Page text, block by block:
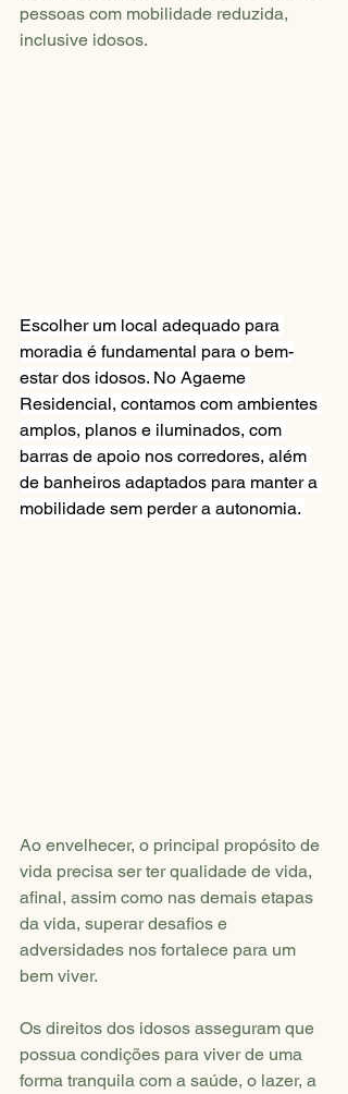
pessoas com mobilidade reduzida,
inclusive idosos.
Escolher um local adequado para
moradia é fundamental para o bem-
estar dos idosos. No Agaeme
Residencial, contamos com ambientes
amplos, planos e iluminados, com
barras de apoio nos corredores, além
de banheiros adaptados para manter a
mobilidade sem perder a autonomia.
Ao envelhecer, o principal propósito de
vida precisa ser ter qualidade de vida,
afinal, assim como nas demais etapas
da vida, superar desafios e
adversidades nos fortalece para um
bem viver.
Os direitos dos idosos asseguram que
possua condições para viver de uma
forma tranquila com a saúde, o lazer, a